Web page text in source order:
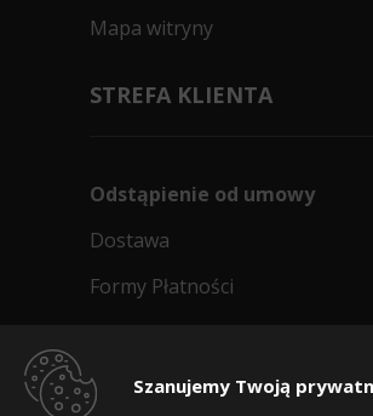
Szanujemy Twoją
Mapa witryny
STREFA KLIENTA
Odstąpienie od umowy
Dostawa
Formy Płatności
Dlaczego warto kupić w